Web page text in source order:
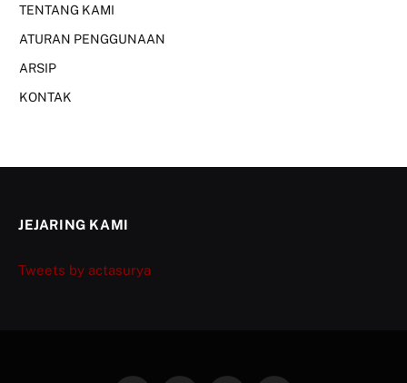
TENTANG KAMI
ATURAN PENGGUNAAN
ARSIP
KONTAK
JEJARING KAMI
Tweets by actasurya